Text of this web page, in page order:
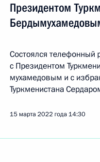
Президентом
Состоялся телефонный
с Президентом
мухамедовым и с
Туркменистана
15 марта 2022 года 14:30